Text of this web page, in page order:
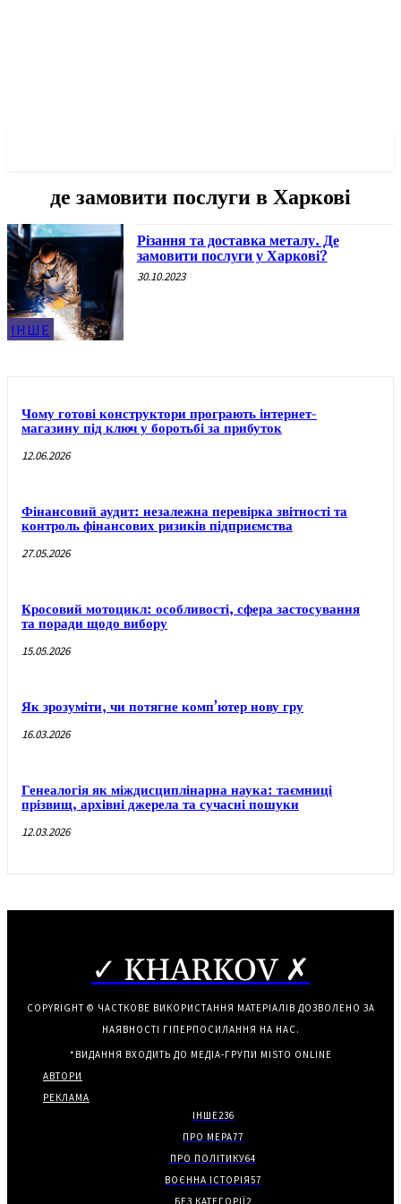
де замовити послуги в Харкові
ІНШЕ
Різання та доставка металу. Де
замовити послуги у Харкові?
30.10.2023
Чому готові конструктори програють інтернет-
магазину під ключ у боротьбі за прибуток
12.06.2026
Фінансовий аудит: незалежна перевірка звітності та
контроль фінансових ризиків підприємства
27.05.2026
Кросовий мотоцикл: особливості, сфера застосування
та поради щодо вибору
15.05.2026
Як зрозуміти, чи потягне комп’ютер нову гру
16.03.2026
Генеалогія як міждисциплінарна наука: таємниці
прізвищ, архівні джерела та сучасні пошуки
12.03.2026
✓ KHARKOV ✗
COPYRIGHT © ЧАСТКОВЕ ВИКОРИСТАННЯ МАТЕРІАЛІВ ДОЗВОЛЕНО ЗА
НАЯВНОСТІ ГІПЕРПОСИЛАННЯ НА НАС.
*ВИДАННЯ ВХОДИТЬ ДО МЕДІА-ГРУПИ MISTO ONLINE
АВТОРИ
РЕКЛАМА
ІНШЕ236
ПРО МЕРА77
ПРО ПОЛІТИКУ64
ВОЄННА ІСТОРІЯ57
БЕЗ КАТЕГОРІЇ2